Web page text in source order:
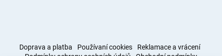
Doprava a platba Používaní cookies
Reklamace a vrácení